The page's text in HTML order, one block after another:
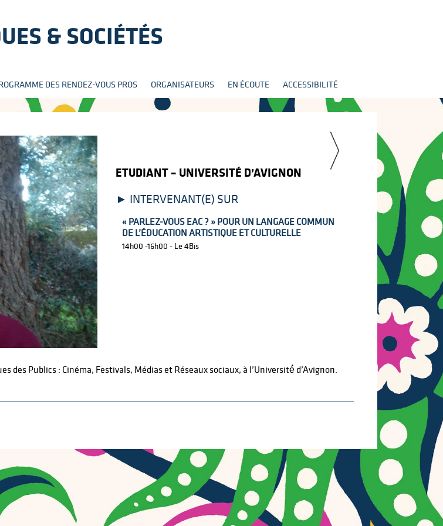
& SOCIÉTÉS
au
DES RENDEZ-VOUS PROS ORGANISATEURS EN ÉCOUTE ACCESSIBILITÉ
ETUDIANT – UNIVERSITÉ D’AVIGNON
INTERVENANT(E) SUR
« PARLEZ-VOUS EAC ? » POUR UN LANGAGE COMMUN
DE L’ÉDUCATION ARTISTIQUE ET CULTURELLE
14h00 -16h00 - Le 4Bis
Publics : Cinéma, Festivals, Médias et Réseaux sociaux, à l’Université́ d’Avignon.